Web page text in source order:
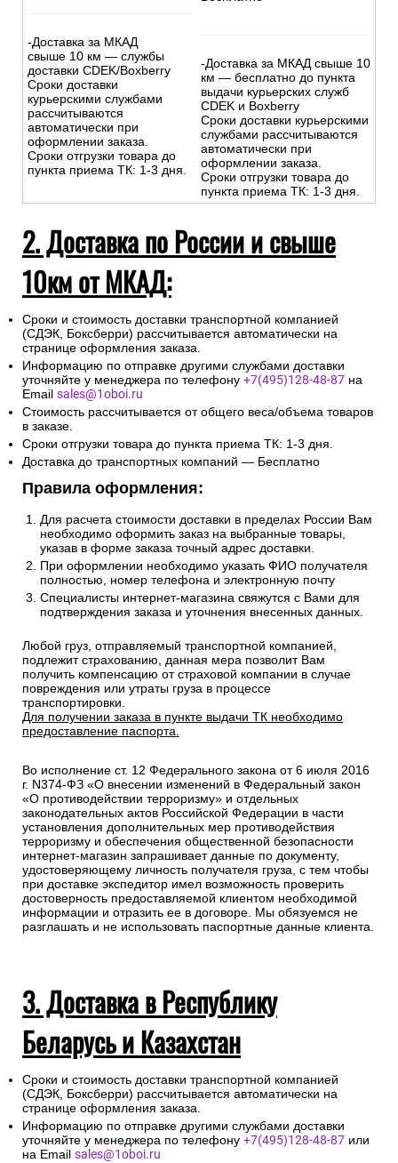
-Доставка за МКАД
свыше 10 км — службы
доставки CDEK/Boxberry
Сроки доставки
курьерскими службами
рассчитываются
автоматически при
оформлении заказа.
Сроки отгрузки товара до
пункта приема ТК: 1-3 дня.
-Доставка за МКАД свыше 10
км — бесплатно до пункта
выдачи курьерских служб
CDEK и Boxberry
Сроки доставки курьерскими
службами рассчитываются
автоматически при
оформлении заказа.
Сроки отгрузки товара до
пункта приема ТК: 1-3 дня.
2. Доставка по России и свыше
10км от МКАД:
Сроки и стоимость доставки транспортной компанией
(СДЭК, Боксберри) рассчитывается автоматически на
странице оформления заказа.
Информацию по отправке другими службами доставки
уточняйте у менеджера по телефону +7(495)128-48-87 на
Email sales@1oboi.ru
Стоимость рассчитывается от общего веса/объема товаров
в заказе.
Сроки отгрузки товара до пункта приема ТК: 1-3 дня.
Доставка до транспортных компаний — Бесплатно
Правила оформления:
Для расчета стоимости доставки в пределах России Вам
необходимо оформить заказ на выбранные товары,
указав в форме заказа точный адрес доставки.
При оформлении необходимо указать ФИО получателя
полностью, номер телефона и электронную почту
Специалисты интернет-магазина свяжутся с Вами для
подтверждения заказа и уточнения внесенных данных.
Любой груз, отправляемый транспортной компанией,
подлежит страхованию, данная мера позволит Вам
получить компенсацию от страховой компании в случае
повреждения или утраты груза в процессе
транспортировки.
Для получении заказа в пункте выдачи ТК необходимо
предоставление паспорта.
Во исполнение ст. 12 Федерального закона от 6 июля 2016
г. N374-ФЗ «О внесении изменений в Федеральный закон
«О противодействии терроризму» и отдельных
законодательных актов Российской Федерации в части
установления дополнительных мер противодействия
терроризму и обеспечения общественной безопасности
интернет-магазин запрашивает данные по документу,
удостоверяющему личность получателя груза, с тем чтобы
при доставке экспедитор имел возможность проверить
достоверность предоставляемой клиентом необходимой
информации и отразить ее в договоре. Мы обязуемся не
разглашать и не использовать паспортные данные клиента.
3. Доставка в Республику
Беларусь и Казахстан
Сроки и стоимость доставки транспортной компанией
(СДЭК, Боксберри) рассчитывается автоматически на
странице оформления заказа.
Информацию по отправке другими службами доставки
уточняйте у менеджера по телефону +7(495)128-48-87 или
на Email sales@1oboi.ru